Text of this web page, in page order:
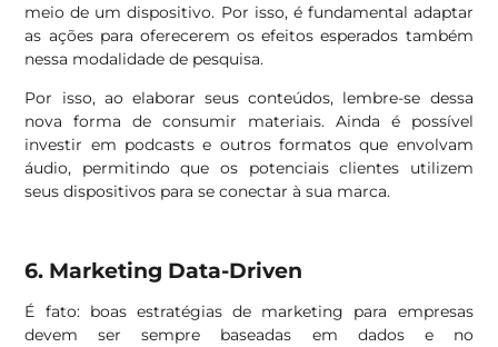
meio de um dispositivo. Por isso, é fundamental adaptar
as ações para oferecerem os efeitos esperados também
nessa modalidade de pesquisa.
Por isso, ao elaborar seus conteúdos, lembre-se dessa
nova forma de consumir materiais. Ainda é possível
investir em podcasts e outros formatos que envolvam
áudio, permitindo que os potenciais clientes utilizem
seus dispositivos para se conectar à sua marca.
6. Marketing Data-Driven
É fato: boas estratégias de marketing para empresas
devem ser sempre baseadas em dados e no